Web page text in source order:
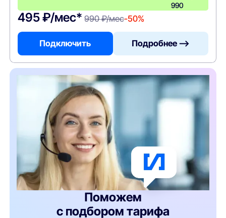
990
495 ₽/мес* 990 ₽/мес-50%
Подключить Подробнее —>
Поможем
с подбором тарифа